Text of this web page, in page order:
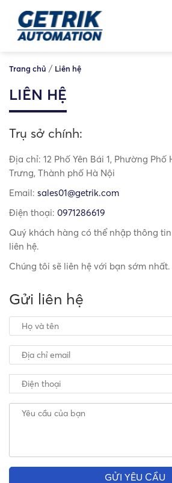
Trang chủ / Liên hệ
LIÊN HỆ
Trụ sở chính:
Địa chỉ: 12 Phố Yên Bái 1, Phường Phố
Trưng, Thành phố Hà Nội
Email: sales01@getrik.com
Điện thoại: 0971286619
Quý khách hàng có thể nhập thông
liên hệ.
Chúng tôi sẽ liên hệ với bạn sớm nhất.
Gửi liên hệ